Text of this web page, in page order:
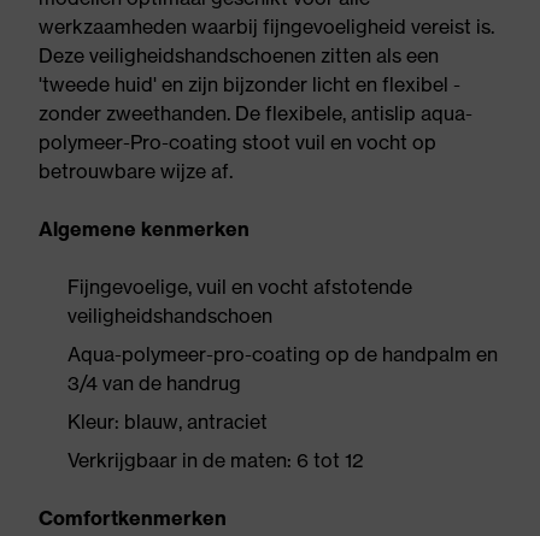
werkzaamheden waarbij fijngevoeligheid vereist is.
Deze veiligheidshandschoenen zitten als een
'tweede huid' en zijn bijzonder licht en flexibel -
zonder zweethanden. De flexibele, antislip aqua-
polymeer-Pro-coating stoot vuil en vocht op
betrouwbare wijze af.
Algemene kenmerken
Fijngevoelige, vuil en vocht afstotende
veiligheidshandschoen
Aqua-polymeer-pro-coating op de handpalm en
3/4 van de handrug
Kleur: blauw, antraciet
Verkrijgbaar in de maten: 6 tot 12
Comfortkenmerken